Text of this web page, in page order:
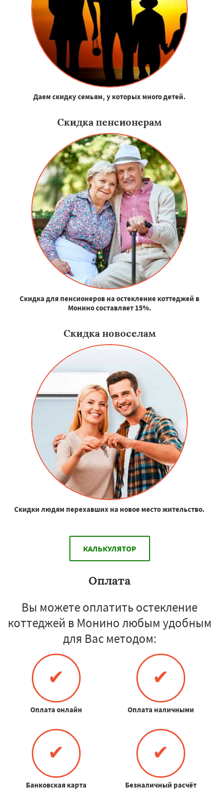
Даем скидку семьям, у которых много детей.
Скидка пенсионерам
Скидка для пенсионеров на остекление коттеджей в
Монино составляет 15%.
Скидка новоселам
Скидки людям перехавших на новое место жительство.
КАЛЬКУЛЯТОР
Оплата
Вы можете оплатить остекление
коттеджей в Монино любым удобным
для Вас методом:
✔
Оплата онлайн
✔
Оплата наличными
✔
Банковская карта
✔
Безналичный расчёт